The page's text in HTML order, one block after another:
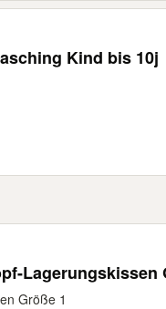
Kind bis 10j
Lagerungskissen
Größe 1